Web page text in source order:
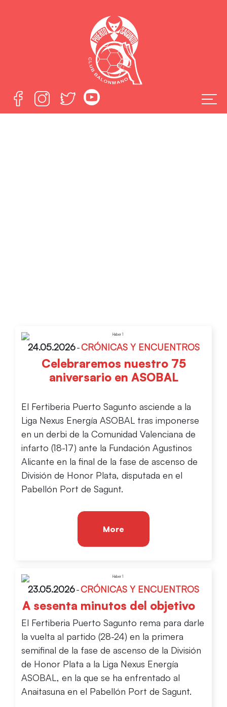
24.05.2026-CRÓNICAS Y ENCUENTROS
Celebraremos nuestro 75
aniversario en ASOBAL
El Fertiberia Puerto Sagunto asciende a la
Liga Nexus Energía ASOBAL tras imponerse
en un derbi de la Comunidad Valenciana de
infarto (18-17) ante la Fundación Agustinos
Alicante en la final de la fase de ascenso de
División de Honor Plata, disputada en el
Pabellón Port de Sagunt.
More
23.05.2026-CRÓNICAS Y ENCUENTROS
A sesenta minutos del objetivo
El Fertiberia Puerto Sagunto rema para darle
la vuelta al partido (28-24) en la primera
semifinal de la fase de ascenso de la División
de Honor Plata a la Liga Nexus Energía
ASOBAL, en la que se ha enfrentado al
Anaitasuna en el Pabellón Port de Sagunt.